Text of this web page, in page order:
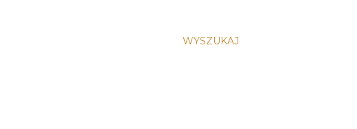
WYSZUKAJ